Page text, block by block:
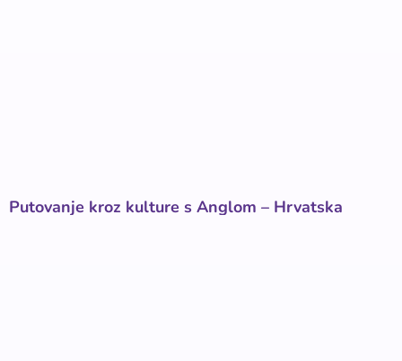
Putovanje kroz kulture s Anglom – Hrvatska